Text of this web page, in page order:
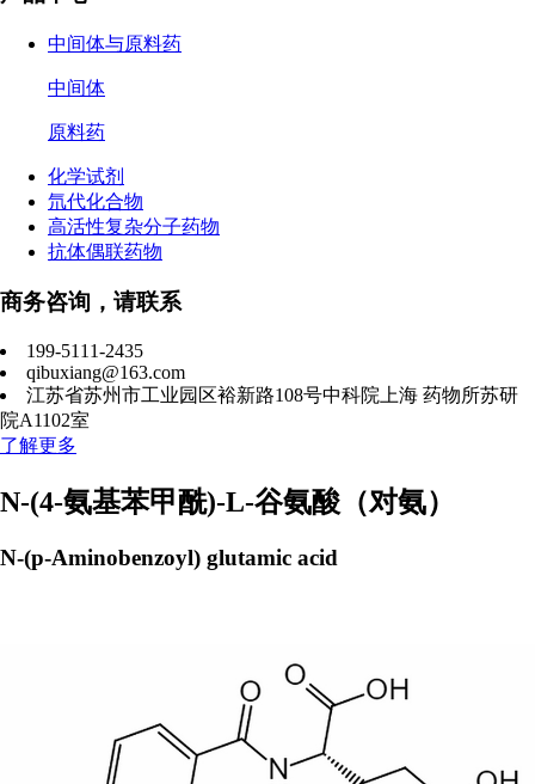
中间体与原料药
中间体
原料药
化学试剂
氘代化合物
高活性复杂分子药物
抗体偶联药物
商务咨询，请联系
199-5111-2435
qibuxiang@163.com
江苏省苏州市工业园区裕新路108号中科院上海 药物所苏研
院A1102室
了解更多
N-(4-氨基苯甲酰)-L-谷氨酸（对氨）
N-(p-Aminobenzoyl) glutamic acid